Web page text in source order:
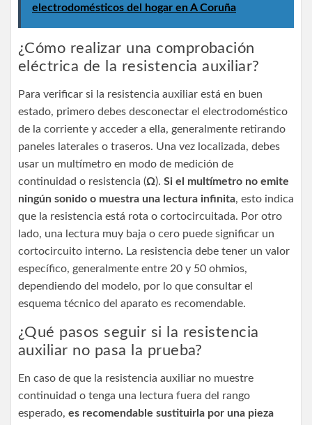
electrodomésticos del hogar en A Coruña
¿Cómo realizar una comprobación
eléctrica de la resistencia auxiliar?
Para verificar si la resistencia auxiliar está en buen
estado, primero debes desconectar el electrodoméstico
de la corriente y acceder a ella, generalmente retirando
paneles laterales o traseros. Una vez localizada, debes
usar un multímetro en modo de medición de
continuidad o resistencia (Ω). Si el multímetro no emite
ningún sonido o muestra una lectura infinita, esto indica
que la resistencia está rota o cortocircuitada. Por otro
lado, una lectura muy baja o cero puede significar un
cortocircuito interno. La resistencia debe tener un valor
específico, generalmente entre 20 y 50 ohmios,
dependiendo del modelo, por lo que consultar el
esquema técnico del aparato es recomendable.
¿Qué pasos seguir si la resistencia
auxiliar no pasa la prueba?
En caso de que la resistencia auxiliar no muestre
continuidad o tenga una lectura fuera del rango
esperado, es recomendable sustituirla por una pieza